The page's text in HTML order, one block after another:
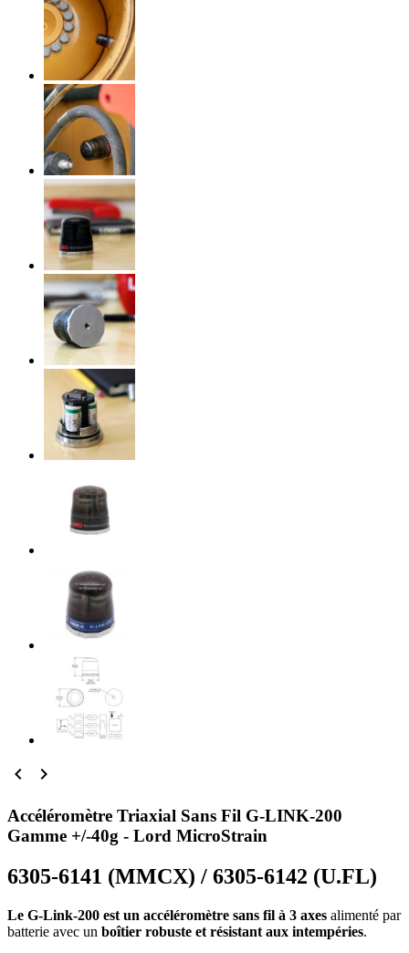
 
Accéléromètre Triaxial Sans Fil G-LINK-200
Gamme +/-40g - Lord MicroStrain
6305-6141 (MMCX) / 6305-6142 (U.FL)
Le G-Link-200 est un accéléromètre sans fil à 3 axes alimenté par
batterie avec un boîtier robuste et résistant aux intempéries.